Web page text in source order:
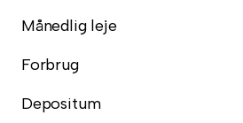
Månedlig leje
Forbrug
Depositum